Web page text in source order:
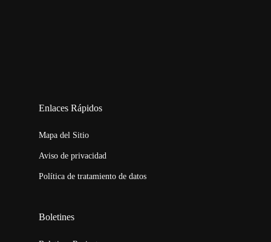
Enlaces Rápidos
Mapa del Sitio
Aviso de privacidad
Política de tratamiento de datos
Boletines